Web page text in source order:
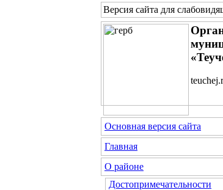
Версия сайта для
Основная версия сайта
Главная
О районе
Достопримечательности